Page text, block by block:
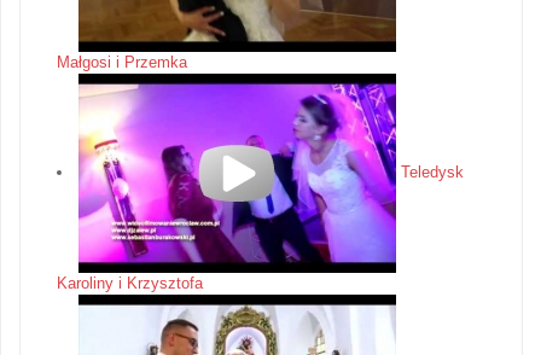
Małgosi i Przemka
Teledysk
Karoliny i Krzysztofa